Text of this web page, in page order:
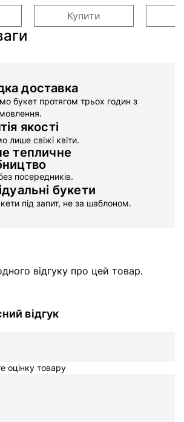
Купити
доставка
букет протягом трьох годин з
якості
лише свіжі квіти.
тепличне
посередників.
букети
під запит, не за шаблоном.
відгуку про цей товар.
відгук
оцінку товару